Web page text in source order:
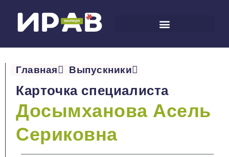
Главная Выпускники
Карточка специалиста
Досымханова Асель
Сериковна